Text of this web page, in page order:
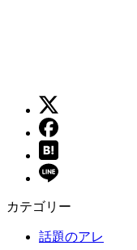
カテゴリー
話題のアレ